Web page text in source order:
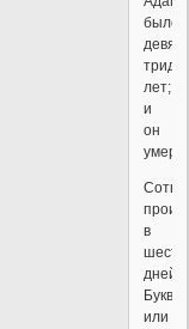
было
лет;
и
он
умер.
в
шесть
дней.
или